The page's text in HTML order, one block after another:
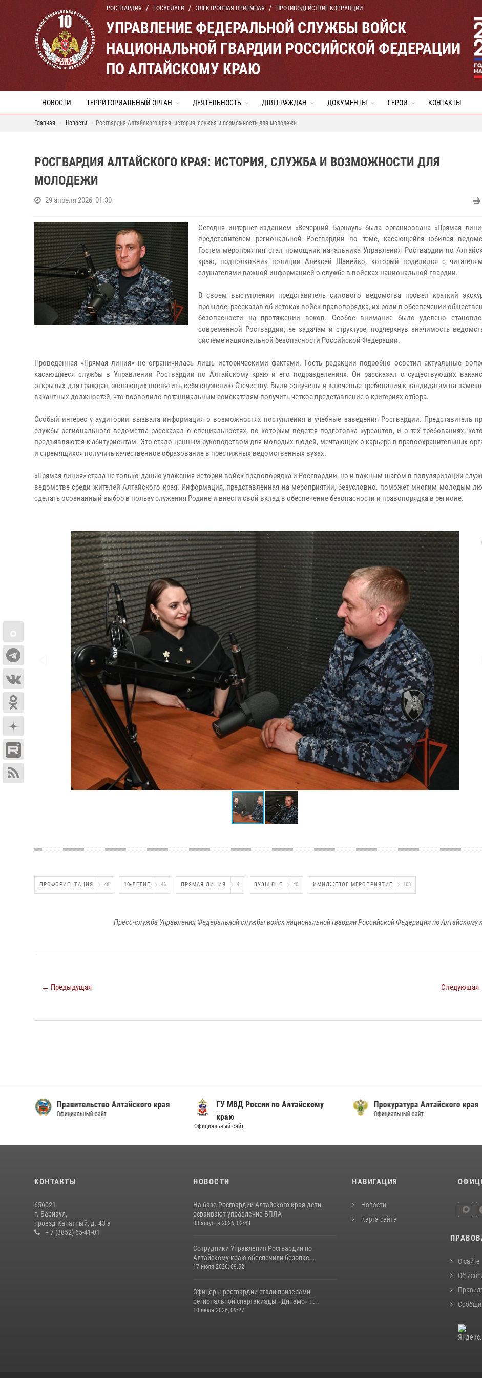
РОСГВАРДИЯ ГОСУСЛУГИ ЭЛЕКТРОННАЯ ПРИЕМНАЯ ПРОТИВОДЕЙСТВИЕ КОРРУПЦИИ
УПРАВЛЕНИЕ ФЕДЕРАЛЬНОЙ СЛУЖБЫ ВОЙСК
НАЦИОНАЛЬНОЙ ГВАРДИИ РОССИЙСКОЙ ФЕДЕРАЦИИ
ПО АЛТАЙСКОМУ КРАЮ
НОВОСТИ ТЕРРИТОРИАЛЬНЫЙ ОРГАН ДЕЯТЕЛЬНОСТЬ ДЛЯ ГРАЖДАН ДОКУМЕНТЫ ГЕРОИ КОНТАКТЫ
Главная Новости Росгвардия Алтайского края: история, служба и возможности для молодежи
РОСГВАРДИЯ АЛТАЙСКОГО КРАЯ: ИСТОРИЯ, СЛУЖБА И ВОЗМОЖНОСТИ ДЛЯ
МОЛОДЕЖИ
29 апреля 2026, 01:30
Сегодня интернет-изданием «Вечерний Барнаул» была организована «Прямая
представителем региональной Росгвардии по теме, касающейся юбилея
Гостем мероприятия стал помощник начальника Управления Росгвардии по
краю, подполковник полиции Алексей Шавейко, который поделился с
слушателями важной информацией о службе в войсках национальной гвардии.
В своем выступлении представитель силового ведомства провел краткий
прошлое, рассказав об истоках войск правопорядка, их роли в обеспечении
безопасности на протяжении веков. Особое внимание было уделено
современной Росгвардии, ее задачам и структуре, подчеркнув значимость
системе национальной безопасности Российской Федерации.
Проведенная «Прямая линия» не ограничилась лишь историческими фактами. Гость редакции подробно осветил актуальные
касающиеся службы в Управлении Росгвардии по Алтайскому краю и его подразделениях. Он рассказал о существующих
открытых для граждан, желающих посвятить себя служению Отечеству. Были озвучены и ключевые требования к кандидатам на
вакантных должностей, что позволило потенциальным соискателям получить четкое представление о критериях отбора.
Особый интерес у аудитории вызвала информация о возможностях поступления в учебные заведения Росгвардии. Представитель
службы регионального ведомства рассказал о специальностях, по которым ведется подготовка курсантов, и о тех требованиях,
предъявляются к абитуриентам. Это стало ценным руководством для молодых людей, мечтающих о карьере в правоохранительных
и стремящихся получить качественное образование в престижных ведомственных вузах.
«Прямая линия» стала не только данью уважения истории войск правопорядка и Росгвардии, но и важным шагом в популяризации
ведомстве среди жителей Алтайского края. Информация, представленная на мероприятии, безусловно, поможет многим молодым
сделать осознанный выбор в пользу служения Родине и внести свой вклад в обеспечение безопасности и правопорядка в регионе.
ПРОФОРИЕНТАЦИЯ 48 10-ЛЕТИЕ 46 ПРЯМАЯ ЛИНИЯ 4 ВУЗЫ ВНГ 40 ИМИДЖЕВОЕ МЕРОПРИЯТИЕ 103
Пресс-служба Управления Федеральной службы войск национальной гвардии Российской Федерации по Алтайскому
← Предыдущая Следующая
Правительство Алтайского края
Официальный сайт
ГУ МВД России по Алтайскому
краю
Официальный сайт
Прокуратура Алтайского края
Официальный сайт
КОНТАКТЫ
656021
г. Барнаул,
проезд Канатный, д. 43 а
+ 7 (3852) 65-41-01
НОВОСТИ
На базе Росгвардии Алтайского края дети
осваивают управление БПЛА
03 августа 2026, 02:43
Сотрудники Управления Росгвардии по
Алтайскому краю обеспечили безопас...
17 июля 2026, 09:52
Офицеры росгвардии стали призерами
региональной спартакиады «Динамо» п...
10 июля 2026, 09:27
НАВИГАЦИЯ
Новости
Карта сайта
О сайте
Об